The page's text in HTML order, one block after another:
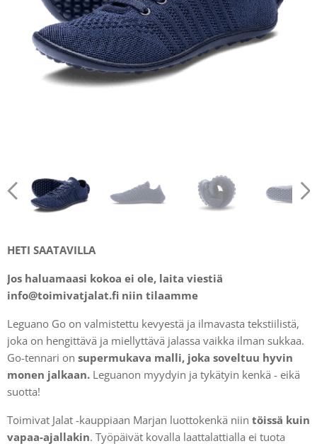
HETI SAATAVILLA
Jos haluamaasi kokoa ei ole, laita viestiä
info@toimivatjalat.fi niin tilaamme
Leguano Go on valmistettu kevyestä ja ilmavasta tekstiilistä,
joka on hengittävä ja miellyttävä jalassa vaikka ilman sukkaa.
Go-tennari on supermukava malli, joka soveltuu hyvin
monen jalkaan. Leguanon myydyin ja tykätyin kenkä - eikä
suotta!
Toimivat Jalat -kauppiaan Marjan luottokenkä niin töissä kuin
vapaa-ajallakin. Työpäivät kovalla laattalattialla ei tuota